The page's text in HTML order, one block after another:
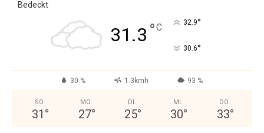
Bedeckt
31.3 °C 32.9°
30.6°
30 % 1.3kmh 93 %
SO.
31 °
MO.
27°
DI.
25°
MI.
30°
DO.
33°